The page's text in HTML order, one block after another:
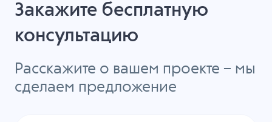
Закажите бесплатную
консультацию
Расскажите о вашем проекте – мы
сделаем предложение